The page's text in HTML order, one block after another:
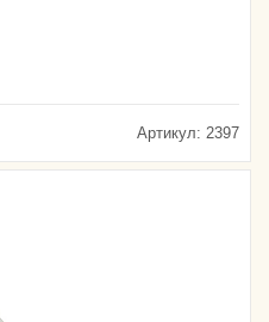
Артикул: 2397